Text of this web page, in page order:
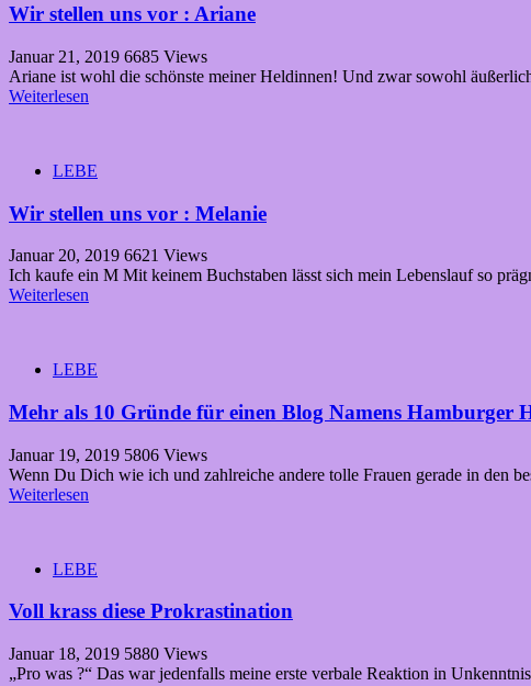
Wir stellen uns vor : Ariane
Januar 21, 2019 6685 Views
Ariane ist wohl die schönste meiner Heldinnen! Und zwar sowohl
Weiterlesen
LEBE
Wir stellen uns vor : Melanie
Januar 20, 2019 6621 Views
Ich kaufe ein M Mit keinem Buchstaben lässt sich mein Lebenslauf so
Weiterlesen
LEBE
Mehr als 10 Gründe für einen Blog Namens Hamburger
Januar 19, 2019 5806 Views
Wenn Du Dich wie ich und zahlreiche andere tolle Frauen gerade in den
Weiterlesen
LEBE
Voll krass diese Prokrastination
Januar 18, 2019 5880 Views
„Pro was ?“ Das war jedenfalls meine erste verbale Reaktion in